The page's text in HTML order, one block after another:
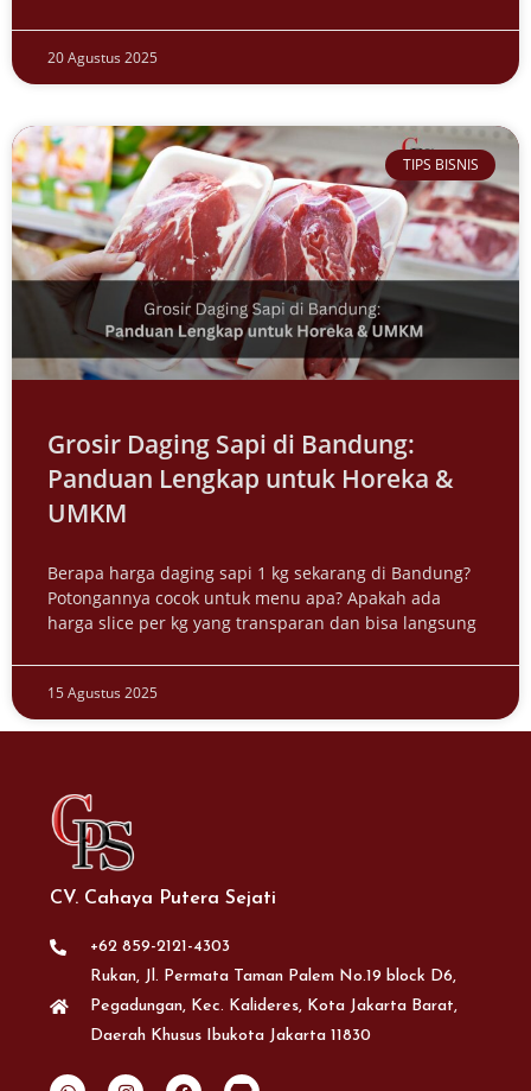
20 Agustus 2025
TIPS BISNIS
Grosir Daging Sapi di Bandung:
Panduan Lengkap untuk Horeka &
UMKM
Berapa harga daging sapi 1 kg sekarang di Bandung?
Potongannya cocok untuk menu apa? Apakah ada
harga slice per kg yang transparan dan bisa langsung
15 Agustus 2025
CV. Cahaya Putera Sejati
+62 859-2121-4303
Rukan, Jl. Permata Taman Palem No.19 block D6,
Pegadungan, Kec. Kalideres, Kota Jakarta Barat,
Daerah Khusus Ibukota Jakarta 11830